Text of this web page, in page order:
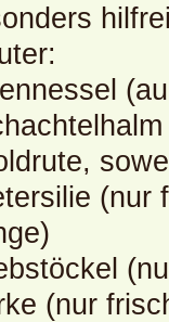
(nur
(nur